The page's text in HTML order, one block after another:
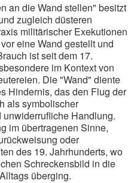
an die Wand stellen" besitzt
zugleich düsteren
militärischer Exekutionen
eine Wand gestellt und
ist seit dem 17.
im Kontext von
Die "Wand" diente
Hindernis, das den Flug der
als symbolischer
Handlung.
im übertragenen Sinne,
oder
des 19. Jahrhunderts, wo
Schreckensbild in die
überging.